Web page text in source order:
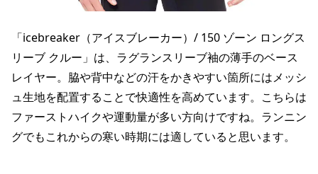
「icebreaker（アイスブレーカー）/ 150 ゾーン ロングス
リーブ クルー」は、ラグランスリーブ袖の薄手のベース
レイヤー。脇や背中などの汗をかきやすい箇所にはメッシ
ュ生地を配置することで快適性を高めています。こちらは
ファーストハイクや運動量が多い方向けですね。ランニン
グでもこれからの寒い時期には適していると思います。